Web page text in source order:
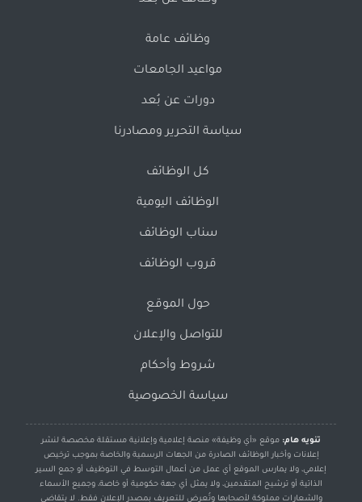
وظائف عامة
مواعيد الجامعات
دورات عن بُعد
سياسة التحرير ومصادرنا
كل الوظائف
الوظائف اليومية
سناب الوظائف
قروب الوظائف
حول الموقع
للتواصل والإعلان
شروط وأحكام
سياسة الخصوصية
تنويه هام: موقع «أي وظيفة» منصة إعلامية وإعلانية مستقلة مخصصة لنشر
إعلانات وأخبار الوظائف الصادرة من الجهات الرسمية والخاصة بموجب ترخيص
إعلامي، ولا يمارس الموقع أي عمل من أعمال التوسط في التوظيف أو جمع السير
الذاتية أو ترشيح المتقدمين، ولا يمثل أي جهة حكومية أو خاصة، وجميع الأسماء
والشعارات مملوكة لأصحابها وتُعرض للتعريف بمصدر الإعلان فقط. لا يتقاضى